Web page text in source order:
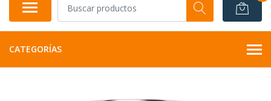
CATEGORÍAS